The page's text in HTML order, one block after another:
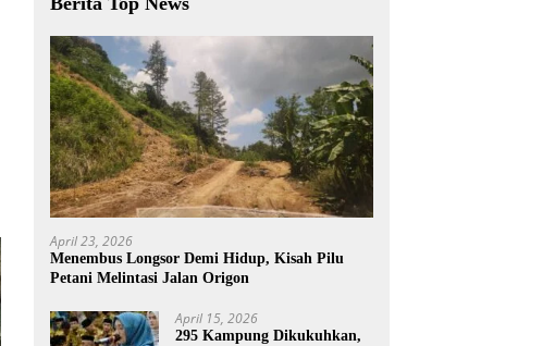
April 23, 2026
Menembus Longsor Demi Hidup, Kisah Pilu
Petani Melintasi Jalan Origon
April 15, 2026
295 Kampung Dikukuhkan,